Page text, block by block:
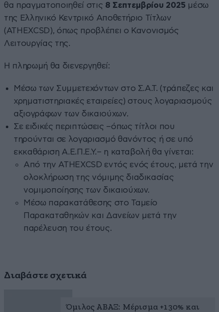
θα πραγματοποιηθεί στις 8 Σεπτεμβρίου 2025 μέσω
της Ελληνικό Κεντρικό Αποθετήριο Τίτλων
(ATHEXCSD), όπως προβλέπει ο Κανονισμός
Λειτουργίας της.
Η πληρωμή θα διενεργηθεί:
Μέσω των Συμμετεχόντων στο Σ.Α.Τ. (τράπεζες και
χρηματιστηριακές εταιρείες) στους λογαριασμούς
αξιογράφων των δικαιούχων.
Σε ειδικές περιπτώσεις –όπως τίτλοι που
τηρούνται σε λογαριασμό θανόντος ή σε υπό
εκκαθάριση Α.Ε.Π.Ε.Υ.– η καταβολή θα γίνεται:
Από την ATHEXCSD εντός ενός έτους, μετά την
ολοκλήρωση της νόμιμης διαδικασίας
νομιμοποίησης των δικαιούχων.
Μέσω παρακατάθεσης στο Ταμείο
Παρακαταθηκών και Δανείων μετά την
παρέλευση του έτους.
Διαβάστε σχετικά
Όμιλος ΑΒΑΞ: Μέρισμα +130% και